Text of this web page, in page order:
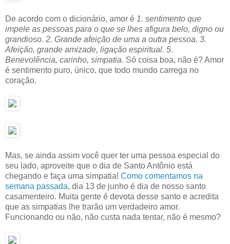
De acordo com o dicionário, amor é 1. sentimento que
impele as pessoas para o que se lhes afigura belo, digno ou
grandioso. 2. Grande afeição de uma a outra pessoa. 3.
Afeição, grande amizade, ligação espiritual. 5.
Benevolência, carinho, simpatia. Só coisa boa, não é? Amor
é sentimento puro, único, que todo mundo carrega no
coração.
Mas, se ainda assim você quer ter uma pessoa especial do
seu lado, aproveite que o dia de Santo Antônio está
chegando e faça uma simpatia! Como comentamos na
semana passada, dia 13 de junho é dia de nosso santo
casamenteiro. Muita gente é devota desse santo e acredita
que as simpatias lhe trarão um verdadeiro amor.
Funcionando ou não, não custa nada tentar, não é mesmo?